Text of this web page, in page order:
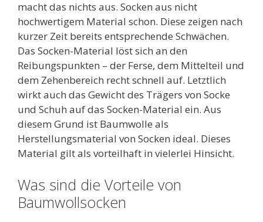
macht das nichts aus. Socken aus nicht
hochwertigem Material schon. Diese zeigen nach
kurzer Zeit bereits entsprechende Schwächen.
Das Socken-Material löst sich an den
Reibungspunkten – der Ferse, dem Mittelteil und
dem Zehenbereich recht schnell auf. Letztlich
wirkt auch das Gewicht des Trägers von Socke
und Schuh auf das Socken-Material ein. Aus
diesem Grund ist Baumwolle als
Herstellungsmaterial von Socken ideal. Dieses
Material gilt als vorteilhaft in vielerlei Hinsicht.
Was sind die Vorteile von
Baumwollsocken